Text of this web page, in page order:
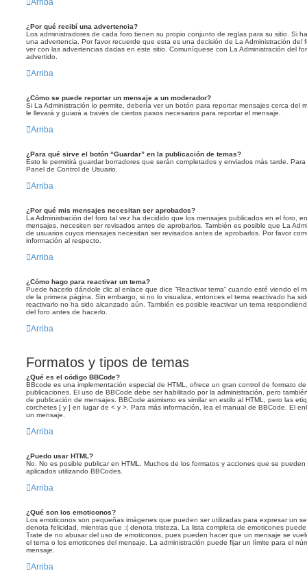
¿Por qué recibí una advertencia?
Los administradores de cada foro tienen su propio conjunto de reglas para su sitio. Si
una advertencia. Por favor recuerde que esta es una decisión de La Administración
ver con las advertencias dadas en este sitio. Comuníquese con La Administración del
advertido.
Arriba
¿Cómo se puede reportar un mensaje a un moderador?
Si La Administración lo permite, debería ver un botón para reportar mensajes cerca del
le llevará y guiará a través de ciertos pasos necesarios para reportar el mensaje.
Arriba
¿Para qué sirve el botón “Guardar” en la publicación de temas?
Esto le permitirá guardar borradores que serán completados y enviados más tarde.
Panel de Control de Usuario.
Arriba
¿Por qué mis mensajes necesitan ser aprobados?
La Administración del foro tal vez ha decidido que los mensajes publicados en el foro,
mensajes, necesiten ser revisados antes de aprobarlos. También es posible que La
de usuarios cuyos mensajes necesitan ser revisados antes de aprobarlos. Por favor
información al respecto.
Arriba
¿Cómo hago para reactivar un tema?
Puede hacerlo dándole clic al enlace que dice “Reactivar tema” cuando esté viendo el
de la primera página. Sin embargo, si no lo visualiza, entonces el tema reactivado ha
reactivarlo no ha sido alcanzado aún. También es posible reactivar un tema
del foro antes de hacerlo.
Arriba
Formatos y tipos de temas
¿Qué es el código BBCode?
BBcode es una implementación especial de HTML, ofrece un gran control de formato
publicaciones. El uso de BBCode debe ser habilitado por la administración, pero
de publicación de mensajes. BBCode asimismo es similar en estilo al HTML, pero las
corchetes [ y ] en lugar de < y >. Para más información, lea el manual de BBCode. El
un mensaje.
Arriba
¿Puedo usar HTML?
No. No es posible publicar en HTML. Muchos de los formatos y acciones que se
aplicados utilizando BBCodes.
Arriba
¿Qué son los emoticonos?
Los emoticonos son pequeñas imágenes que pueden ser utilizadas para expresar un
denota felicidad, mientras que :( denota tristeza. La lista completa de emoticones
Trate de no abusar del uso de emoticonos, pues pueden hacer que un mensaje se
el tema o los emoticones del mensaje. La administración puede fijar un límite para el
mensaje.
Arriba